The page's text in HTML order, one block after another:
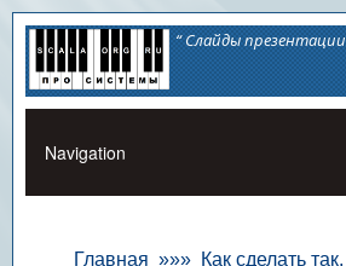
“ Слайды презентации
Главная »»» Как сделать